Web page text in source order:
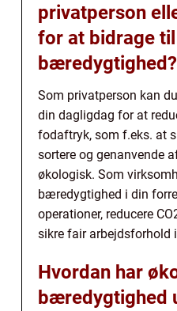
privatperson
for at bidrage
bæredygtighed?
Som privatperson kan
din dagligdag for at
fodaftryk, som f.eks. at
sortere og genanvende
økologisk. Som
bæredygtighed i din
operationer, reducere
sikre fair
Hvordan har
bæredygtighed